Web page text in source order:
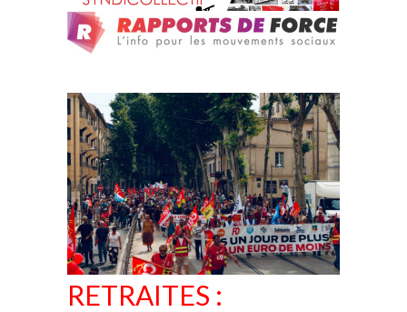
RETRAITES :